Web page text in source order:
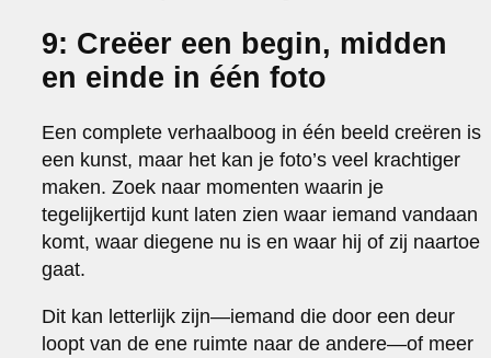
9: Creëer een begin, midden
en einde in één foto
Een complete verhaalboog in één beeld creëren is
een kunst, maar het kan je foto’s veel krachtiger
maken. Zoek naar momenten waarin je
tegelijkertijd kunt laten zien waar iemand vandaan
komt, waar diegene nu is en waar hij of zij naartoe
gaat.
Dit kan letterlijk zijn—iemand die door een deur
loopt van de ene ruimte naar de andere—of meer